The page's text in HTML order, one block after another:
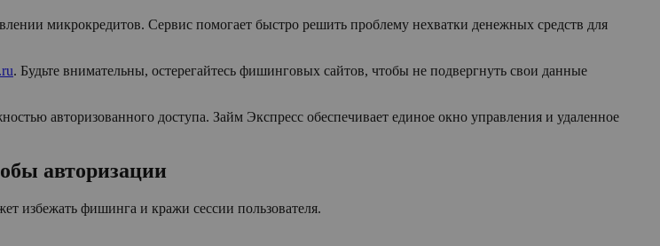
микрокредитов. Сервис помогает быстро решить проблему нехватки денежных средств для
. Будьте внимательны, остерегайтесь фишинговых сайтов, чтобы не подвергнуть свои данные
авторизованного доступа. Займ Экспресс обеспечивает единое окно управления и удаленное
авторизации
избежать фишинга и кражи сессии пользователя.